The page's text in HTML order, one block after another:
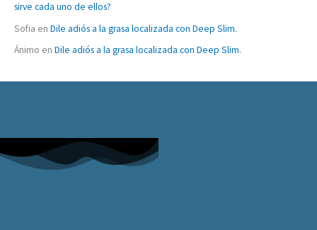
sirve cada uno de ellos?
Sofia en Dile adiós a la grasa localizada con Deep Slim.
Ánimo en Dile adiós a la grasa localizada con Deep Slim.